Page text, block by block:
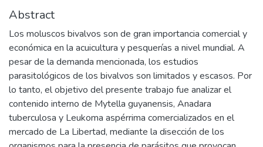
Abstract
Los moluscos bivalvos son de gran importancia comercial y
económica en la acuicultura y pesquerías a nivel mundial. A
pesar de la demanda mencionada, los estudios
parasitológicos de los bivalvos son limitados y escasos. Por
lo tanto, el objetivo del presente trabajo fue analizar el
contenido interno de Mytella guyanensis, Anadara
tuberculosa y Leukoma aspérrima comercializados en el
mercado de La Libertad, mediante la disección de los